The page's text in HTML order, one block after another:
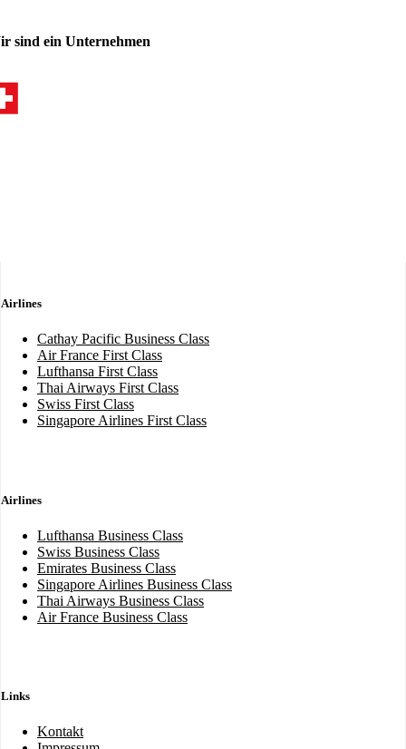
sind ein Unternehmen
Airlines
Cathay Pacific Business Class
Air France First Class
Lufthansa First Class
Thai Airways First Class
Swiss First Class
Singapore Airlines First Class
Airlines
Lufthansa Business Class
Swiss Business Class
Emirates Business Class
Singapore Airlines Business Class
Thai Airways Business Class
Air France Business Class
Links
Kontakt